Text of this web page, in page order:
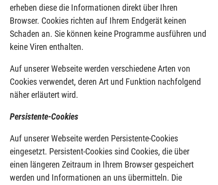
erheben diese die Informationen direkt über Ihren
Browser. Cookies richten auf Ihrem Endgerät keinen
Schaden an. Sie können keine Programme ausführen und
keine Viren enthalten.
Auf unserer Webseite werden verschiedene Arten von
Cookies verwendet, deren Art und Funktion nachfolgend
näher erläutert wird.
Persistente-Cookies
Auf unserer Webseite werden Persistente-Cookies
eingesetzt. Persistent-Cookies sind Cookies, die über
einen längeren Zeitraum in Ihrem Browser gespeichert
werden und Informationen an uns übermitteln. Die